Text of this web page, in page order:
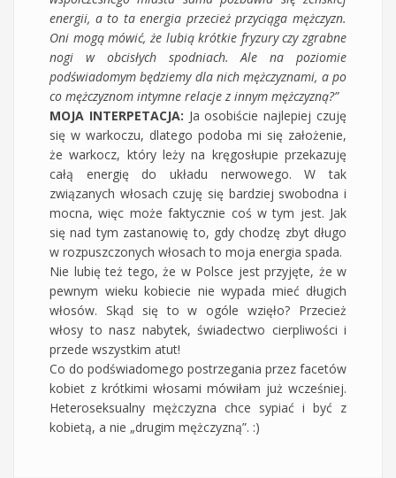
energii, a to ta energia przecież przyciąga mężczyzn.
Oni mogą mówić, że lubią krótkie fryzury czy zgrabne
nogi w obcisłych spodniach. Ale na poziomie
podświadomym będziemy dla nich mężczyznami, a po
co mężczyznom intymne relacje z innym mężczyzną?”
MOJA INTERPETACJA: Ja osobiście najlepiej czuję
się w warkoczu, dlatego podoba mi się założenie,
że warkocz, który leży na kręgosłupie przekazuję
całą energię do układu nerwowego. W tak
związanych włosach czuję się bardziej swobodna i
mocna, więc może faktycznie coś w tym jest. Jak
się nad tym zastanowię to, gdy chodzę zbyt długo
w rozpuszczonych włosach to moja energia spada.
Nie lubię też tego, że w Polsce jest przyjęte, że w
pewnym wieku kobiecie nie wypada mieć długich
włosów. Skąd się to w ogóle wzięło? Przecież
włosy to nasz nabytek, świadectwo cierpliwości i
przede wszystkim atut!
Co do podświadomego postrzegania przez facetów
kobiet z krótkimi włosami mówiłam już wcześniej.
Heteroseksualny mężczyzna chce sypiać i być z
kobietą, a nie „drugim mężczyzną”. :)